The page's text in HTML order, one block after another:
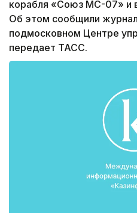
корабля «Союз МС-07» и
Об этом сообщили
подмосковном Центре
передает ТАСС.